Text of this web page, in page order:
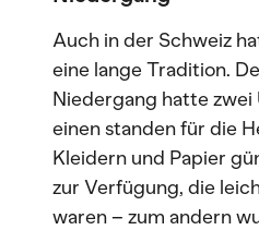
Auch in der Schweiz
eine lange Tradition.
Niedergang hatte zwei
einen standen für die
Kleidern und Papier
zur Verfügung, die
waren – zum andern